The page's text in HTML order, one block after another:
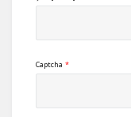
Captcha *